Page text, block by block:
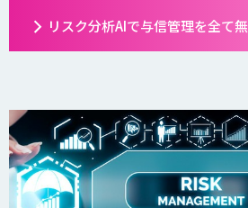
リスク分析AIで与信管理を全て